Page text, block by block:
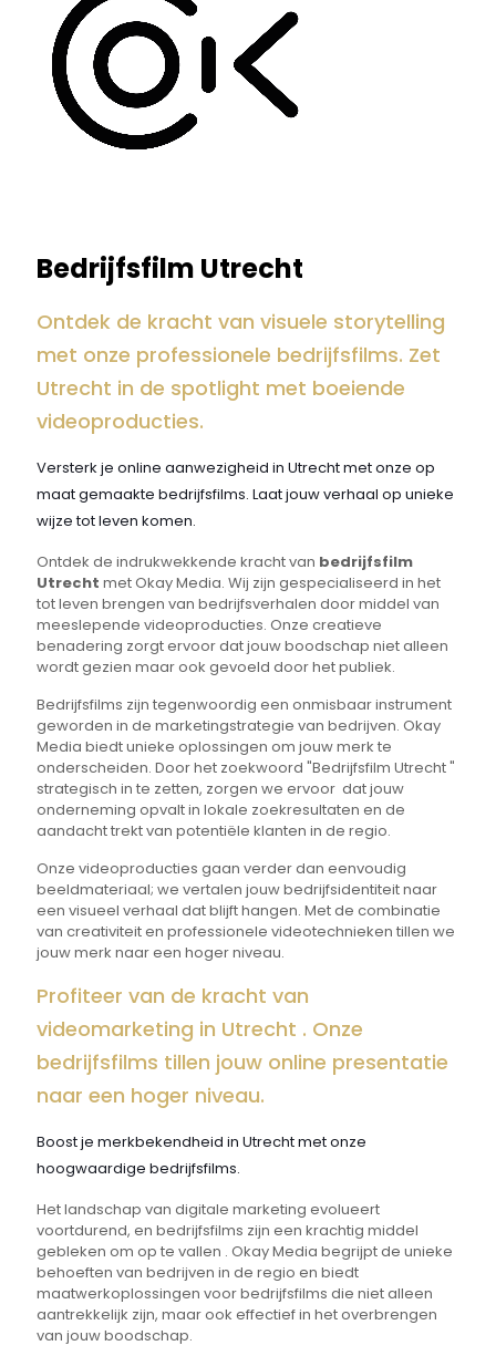
Bedrijfsfilm Utrecht
Ontdek de kracht van visuele storytelling
met onze professionele bedrijfsfilms. Zet
Utrecht in de spotlight met boeiende
videoproducties.
Versterk je online aanwezigheid in Utrecht met onze op
maat gemaakte bedrijfsfilms. Laat jouw verhaal op unieke
wijze tot leven komen.
Ontdek de indrukwekkende kracht van bedrijfsfilm
Utrecht met Okay Media. Wij zijn gespecialiseerd in het
tot leven brengen van bedrijfsverhalen door middel van
meeslepende videoproducties. Onze creatieve
benadering zorgt ervoor dat jouw boodschap niet alleen
wordt gezien maar ook gevoeld door het publiek.
Bedrijfsfilms zijn tegenwoordig een onmisbaar instrument
geworden in de marketingstrategie van bedrijven. Okay
Media biedt unieke oplossingen om jouw merk te
onderscheiden. Door het zoekwoord "Bedrijfsfilm Utrecht "
strategisch in te zetten, zorgen we ervoor dat jouw
onderneming opvalt in lokale zoekresultaten en de
aandacht trekt van potentiële klanten in de regio.
Onze videoproducties gaan verder dan eenvoudig
beeldmateriaal; we vertalen jouw bedrijfsidentiteit naar
een visueel verhaal dat blijft hangen. Met de combinatie
van creativiteit en professionele videotechnieken tillen we
jouw merk naar een hoger niveau.
Profiteer van de kracht van
videomarketing in Utrecht . Onze
bedrijfsfilms tillen jouw online presentatie
naar een hoger niveau.
Boost je merkbekendheid in Utrecht met onze
hoogwaardige bedrijfsfilms.
Het landschap van digitale marketing evolueert
voortdurend, en bedrijfsfilms zijn een krachtig middel
gebleken om op te vallen . Okay Media begrijpt de unieke
behoeften van bedrijven in de regio en biedt
maatwerkoplossingen voor bedrijfsfilms die niet alleen
aantrekkelijk zijn, maar ook effectief in het overbrengen
van jouw boodschap.